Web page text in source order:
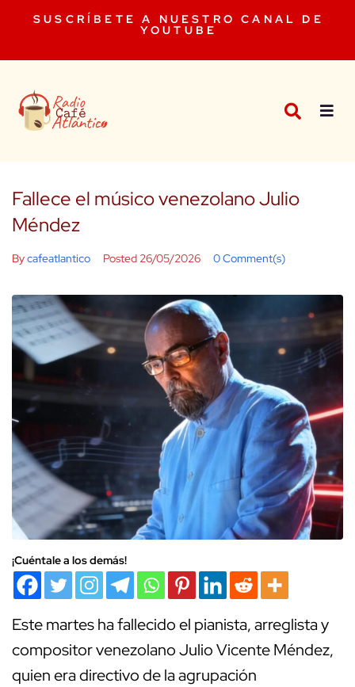
SUSCRÍBETE A NUESTRO CANAL DE
YOUTUBE
Fallece el músico venezolano Julio
Méndez
Bycafeatlantico Posted 26/05/2026 0 Comment(s)
¡Cuéntale a los demás!
Este martes ha fallecido el pianista, arreglista y
compositor venezolano Julio Vicente Méndez,
quien era directivo de la agrupación